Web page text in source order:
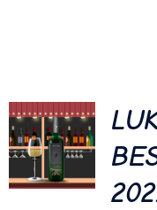
Kontakt